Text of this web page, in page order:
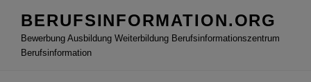
Inhalt
springen
BERUFSINFORMATION.ORG
Bewerbung Ausbildung Weiterbildung Berufsinformationszentrum
Berufsinformation